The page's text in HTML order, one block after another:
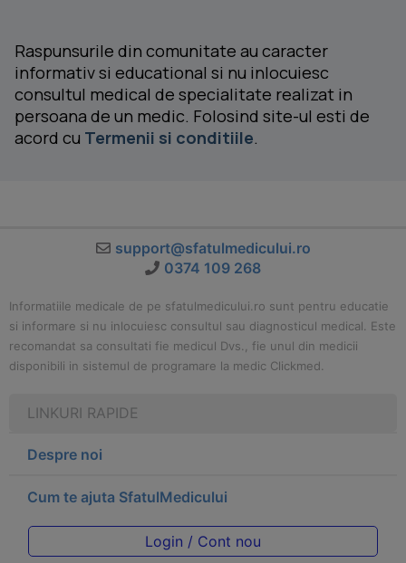
Raspunsurile din comunitate au caracter
informativ si educational si nu inlocuiesc
consultul medical de specialitate realizat in
persoana de un medic. Folosind site-ul esti de
acord cu Termenii si conditiile.
support@sfatulmedicului.ro
0374 109 268
Informatiile medicale de pe sfatulmedicului.ro sunt pentru educatie
si informare si nu inlocuiesc consultul sau diagnosticul medical. Este
recomandat sa consultati fie medicul Dvs., fie unul din medicii
disponibili in sistemul de programare la medic Clickmed.
LINKURI RAPIDE
Despre noi
Cum te ajuta SfatulMedicului
Login / Cont nou